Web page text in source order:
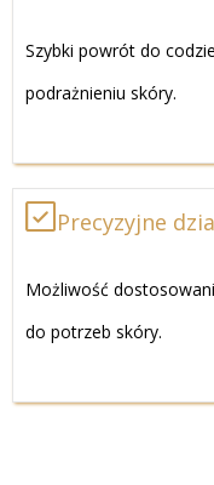
Szybki powrót do
podrażnieniu skóry.
Precyzyjne
Możliwość
do potrzeb skóry.